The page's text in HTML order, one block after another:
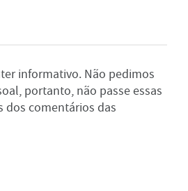
informativo. Não pedimos
portanto, não passe essas
dos comentários das